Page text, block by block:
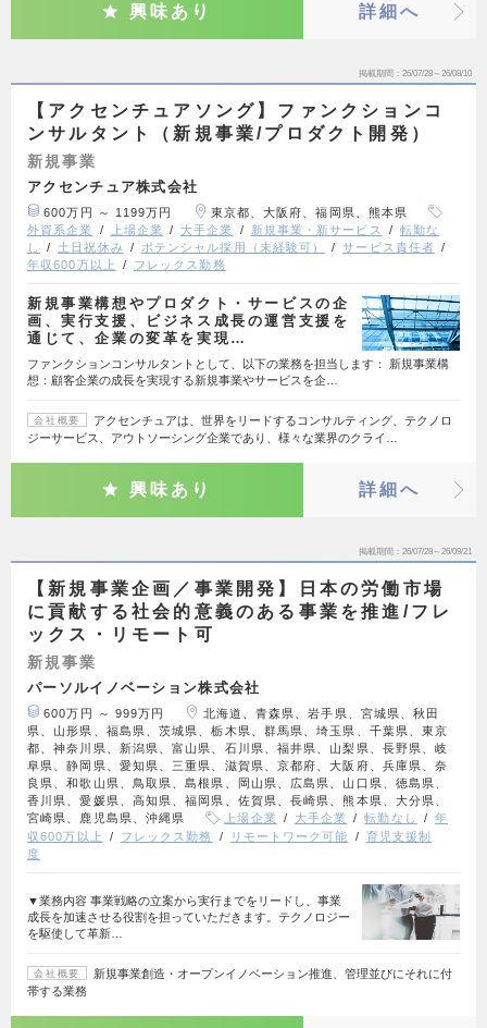
興味あり 詳細へ
掲載期間 26/07/28～26/08/10
【アクセンチュアソング】ファンクションコ
ンサルタント（新規事業/プロダクト開発）
新規事業
アクセンチュア株式会社
600万円 ～ 1199万円
東京都、大阪府、福岡県、熊本県
外資系企業
上場企業 大手企業 新規事業・新サービス
転勤な
し
土日祝休み ポテンシャル採用（未経験可）
サービス責任者
年収600万以上
フレックス勤務
新規事業構想やプロダクト・サービスの企
画、実行支援、ビジネス成長の運営支援を
通じて、企業の変革を実現…
ファンクションコンサルタントとして、以下の業務を担当します： 新規事業構
想：顧客企業の成長を実現する新規事業やサービスを企…
会社概要
アクセンチュアは、世界をリードするコンサルティング、テクノロ
ジーサービス、アウトソーシング企業であり、様々な業界のクライ…
興味あり 詳細へ
掲載期間 26/07/28～26/09/21
【新規事業企画／事業開発】日本の労働市場
に貢献する社会的意義のある事業を推進/フレ
ックス・リモート可
新規事業
パーソルイノベーション株式会社
600万円 ～ 999万円
北海道、青森県、岩手県、宮城県、秋田
県、山形県、福島県、茨城県、栃木県、群馬県、埼玉県、千葉県、東京
都、神奈川県、新潟県、富山県、石川県、福井県、山梨県、長野県、岐
阜県、静岡県、愛知県、三重県、滋賀県、京都府、大阪府、兵庫県、奈
良県、和歌山県、鳥取県、島根県、岡山県、広島県、山口県、徳島県、
香川県、愛媛県、高知県、福岡県、佐賀県、長崎県、熊本県、大分県、
宮崎県、鹿児島県、沖縄県
上場企業 大手企業 転勤なし
年
収600万以上
フレックス勤務 リモートワーク可能
育児支援制
度
▼業務内容 事業戦略の立案から実行までをリードし、事業
成長を加速させる役割を担っていただきます。テクノロジー
を駆使して革新…
会社概要
新規事業創造・オープンイノベーション推進、管理並びにそれに付
帯する業務